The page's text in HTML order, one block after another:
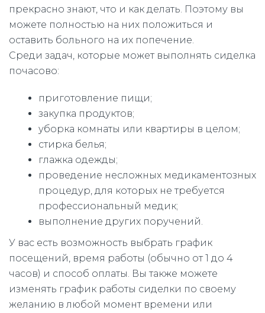
прекрасно знают, что и как делать. Поэтому вы
можете полностью на них положиться и
оставить больного на их попечение.
Среди задач, которые может выполнять сиделка
почасово:
приготовление пищи;
закупка продуктов;
уборка комнаты или квартиры в целом;
стирка белья;
глажка одежды;
проведение несложных медикаментозных
процедур, для которых не требуется
профессиональный медик;
выполнение других поручений.
У вас есть возможность выбрать график
посещений, время работы (обычно от 1 до 4
часов) и способ оплаты. Вы также можете
изменять график работы сиделки по своему
желанию в любой момент времени или